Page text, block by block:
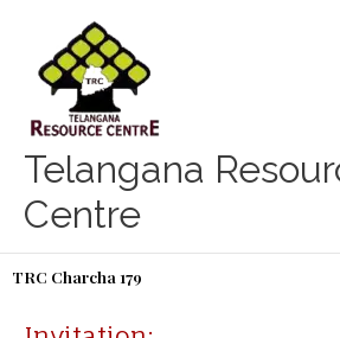
content
Telangana
Centre
TRC Charcha 179